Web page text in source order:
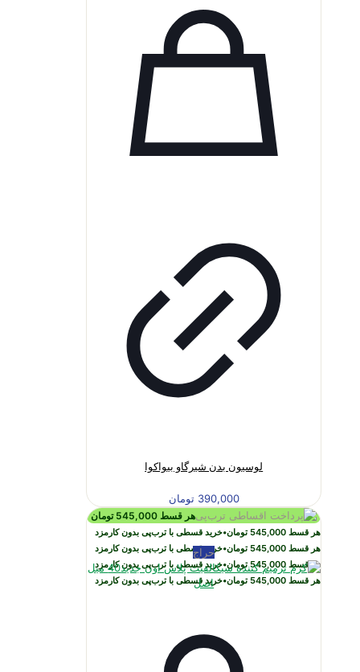
لوسیون بدن شیرگاو بیواکوا
390,000 تومان
هر قسط 545,000 تومان
هر قسط545,000 تومان•خرید قسطی با ترب‌پی بدون کارمزد
هر قسط545,000 تومان•خرید قسطی با ترب‌پی بدون کارمزد
هر قسط545,000 تومان•خرید قسطی با ترب‌پی بدون کارمزد
هر قسط545,000 تومان•خرید قسطی با ترب‌پی بدون کارمزد
حراج